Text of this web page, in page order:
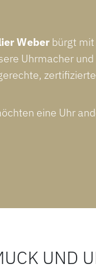
Weberbürgt mit
Uhrmacher
eine Uhr
UND